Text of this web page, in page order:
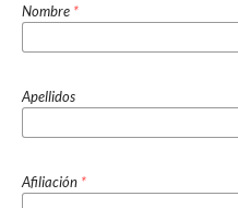
Nombre *
Apellidos
Afiliación *